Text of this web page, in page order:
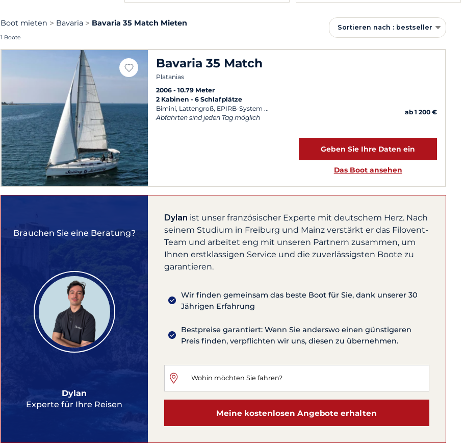
Boot mieten Bavaria Bavaria 35 Match Mieten
1 Boote
Sortieren nach : bestseller
Bavaria 35 Match
Platanias
2006
10.79 Meter
2 Kabinen 6 Schlafplätze
Bimini, Lattengroß, EPIRB-System
Abfahrten sind jeden Tag möglich
ab 1 200 €
Geben Sie Ihre Daten ein
Das Boot ansehen
Brauchen Sie eine Beratung?
Dylan
Experte für Ihre Reisen
Dylan ist unser französischer Experte mit deutschem Herz. Nach
seinem Studium in Freiburg und Mainz verstärkt er das Filovent-
Team und arbeitet eng mit unseren Partnern zusammen, um
Ihnen erstklassigen Service und die zuverlässigsten Boote zu
garantieren.
Wir finden gemeinsam das beste Boot für Sie, dank unserer 30
Jährigen Erfahrung
Bestpreise garantiert: Wenn Sie anderswo einen günstigeren
Preis finden, verpflichten wir uns, diesen zu übernehmen.
Meine kostenlosen Angebote erhalten